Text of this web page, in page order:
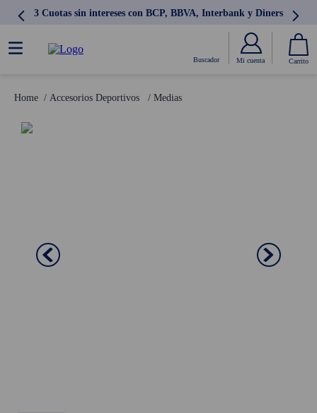
3 Cuotas sin intereses con BCP, BBVA, Interbank y Diners
Accesorios Deportivos Medias